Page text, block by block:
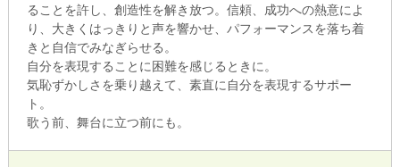
ることを許し、創造性を解き放つ。信頼、成功への熱意によ
り、大きくはっきりと声を響かせ、パフォーマンスを落ち着
きと自信でみなぎらせる。
自分を表現することに困難を感じるときに。
気恥ずかしさを乗り越えて、素直に自分を表現するサポー
ト。
歌う前、舞台に立つ前にも。